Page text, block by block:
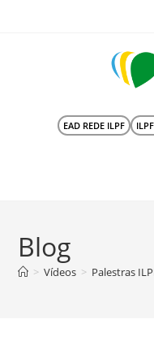
EAD REDE ILPF
Blog
> Vídeos > Palestras